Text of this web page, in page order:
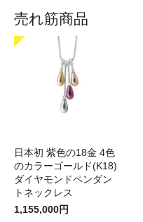
売れ筋商品
日本初 紫色の18金 4色
のカラーゴールド(K18)
ダイヤモンドペンダン
トネックレス
1,155,000円